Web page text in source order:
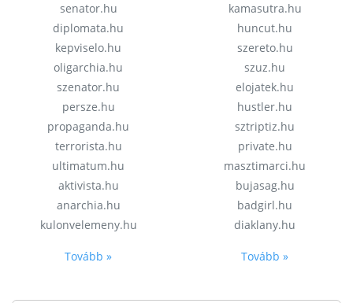
senator.hu
diplomata.hu
kepviselo.hu
oligarchia.hu
szenator.hu
persze.hu
propaganda.hu
terrorista.hu
ultimatum.hu
aktivista.hu
anarchia.hu
kulonvelemeny.hu
Tovább »
kamasutra.hu
huncut.hu
szereto.hu
szuz.hu
elojatek.hu
hustler.hu
sztriptiz.hu
private.hu
masztimarci.hu
bujasag.hu
badgirl.hu
diaklany.hu
Tovább »